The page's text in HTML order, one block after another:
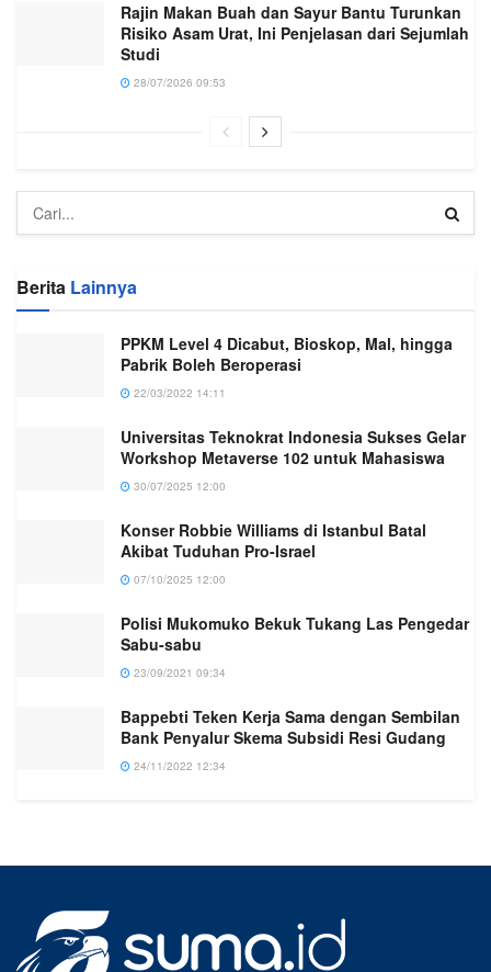
Rajin Makan Buah dan Sayur Bantu Turunkan
Risiko Asam Urat, Ini Penjelasan dari Sejumlah
Studi
28/07/2026 09:53
Berita Lainnya
PPKM Level 4 Dicabut, Bioskop, Mal, hingga
Pabrik Boleh Beroperasi
22/03/2022 14:11
Universitas Teknokrat Indonesia Sukses Gelar
Workshop Metaverse 102 untuk Mahasiswa
30/07/2025 12:00
Konser Robbie Williams di Istanbul Batal
Akibat Tuduhan Pro-Israel
07/10/2025 12:00
Polisi Mukomuko Bekuk Tukang Las Pengedar
Sabu-sabu
23/09/2021 09:34
Bappebti Teken Kerja Sama dengan Sembilan
Bank Penyalur Skema Subsidi Resi Gudang
24/11/2022 12:34